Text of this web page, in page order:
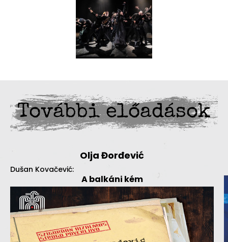
További előadások
Olja Đorđević
Dušan Kovačević:
A balkáni kém